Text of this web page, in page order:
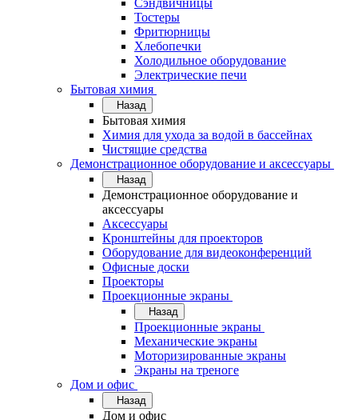
Сэндвичницы
Тостеры
Фритюрницы
Хлебопечки
Холодильное оборудование
Электрические печи
Бытовая химия
Назад
Бытовая химия
Химия для ухода за водой в бассейнах
Чистящие средства
Демонстрационное оборудование и аксессуары
Назад
Демонстрационное оборудование и
аксессуары
Аксессуары
Кронштейны для проекторов
Оборудование для видеоконференций
Офисные доски
Проекторы
Проекционные экраны
Назад
Проекционные экраны
Механические экраны
Моторизированные экраны
Экраны на треноге
Дом и офис
Назад
Дом и офис